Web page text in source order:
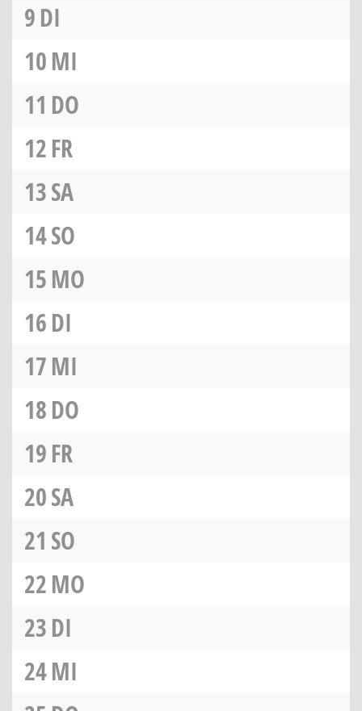
9DI
10MI
11 DO
12FR
13SA
14SO
15MO
16DI
17MI
18DO
19FR
20SA
21 SO
22MO
23DI
24MI